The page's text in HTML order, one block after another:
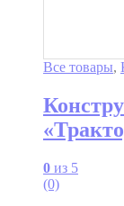
Все товары,
0 из 5
(0)